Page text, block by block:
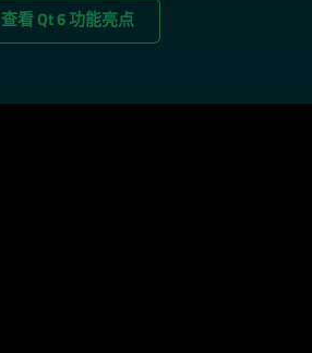
查看 Qt 6 功能亮点